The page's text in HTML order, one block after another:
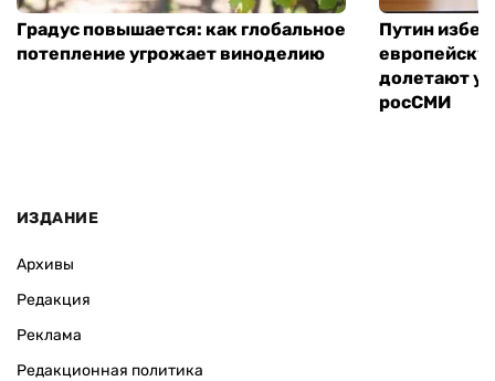
Градус повышается: как глобальное
потепление угрожает виноделию
Путин
долетают
росСМИ
ИЗДАНИЕ
Архивы
Редакция
Реклама
Редакционная политика